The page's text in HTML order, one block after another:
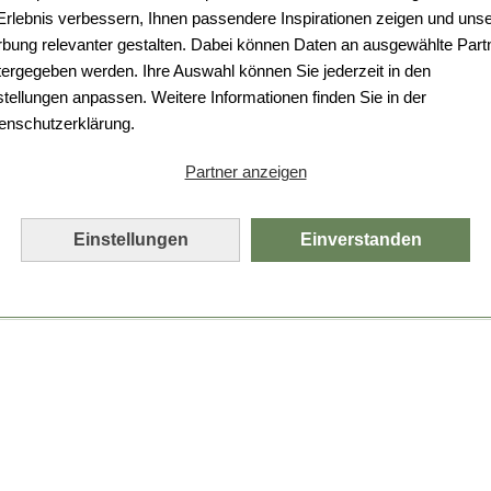
verbessern, Ihnen passendere Inspirationen zeigen und
relevanter gestalten. Dabei können Daten an ausgewählte
werden. Ihre Auswahl können Sie jederzeit in den
anpassen. Weitere Informationen finden Sie in der
Partner anzeigen
Einstellungen Einverstanden
Da ist etwas schiefgelaufen.
Leider ist ein technischer Fehler aufgetreten.
Bitte laden Sie die Seite neu.